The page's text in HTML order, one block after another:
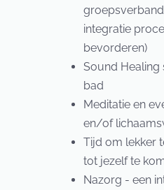
integratie
bevorderen)
Sound Healing
bad
Meditatie en
en/of
Tijd om lekker
tot jezelf te
Nazorg - een